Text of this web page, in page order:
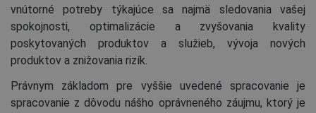
vnútorné potreby týkajúce sa najmä sledovania vašej
spokojnosti, optimalizácie a zvyšovania kvality
poskytovaných produktov a služieb, vývoja nových
produktov a znižovania rizík.
Právnym základom pre vyššie uvedené spracovanie je
spracovanie z dôvodu nášho oprávneného záujmu, ktorý je